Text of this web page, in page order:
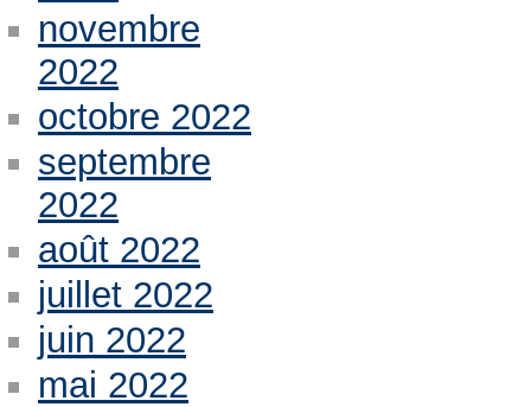
novembre
2022
octobre 2022
septembre
2022
août 2022
juillet 2022
juin 2022
mai 2022